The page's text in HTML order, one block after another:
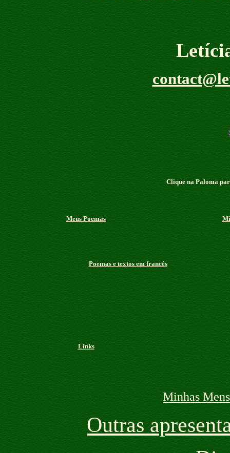
Clique na Paloma
Meus Poemas
Poemas e textos em francês
Links
Minhas
Outras